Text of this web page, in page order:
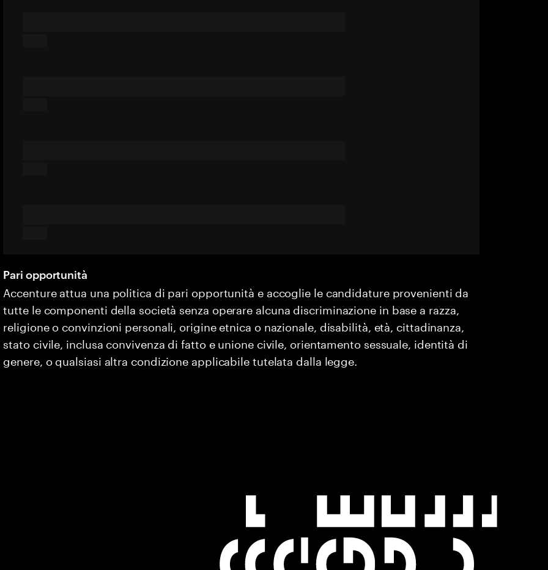
Pari opportunità
Accenture attua una politica di pari opportunità e accoglie le candidature provenienti da
tutte le componenti della società senza operare alcuna discriminazione in base a razza,
religione o convinzioni personali, origine etnica o nazionale, disabilità, età, cittadinanza,
stato civile, inclusa convivenza di fatto e unione civile, orientamento sessuale, identità di
genere, o qualsiasi altra condizione applicabile tutelata dalla legge.